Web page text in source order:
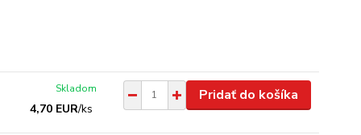
4,70 EUR/ks
Skladom Pridať do košíka